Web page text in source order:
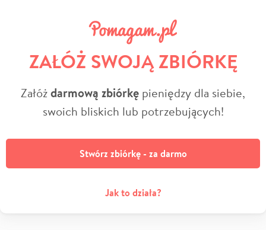
ZAŁÓŻ SWOJĄ ZBIÓRKĘ
Załóżdarmową zbiórkę pieniędzy dla siebie,
swoich bliskich lub potrzebujących!
Stwórz zbiórkę - za darmo
Jak to działa?